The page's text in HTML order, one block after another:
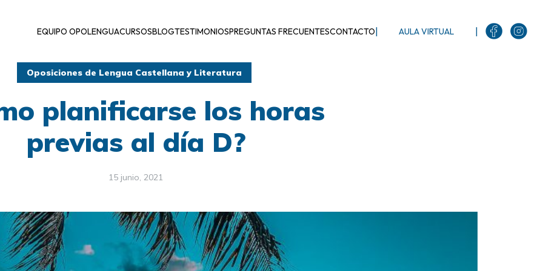
EQUIPO OPOLENGUACURSOSBLOGTESTIMONIOSPREGUNTAS FRECUENTESCONTACTO| AULA VIRTUAL |
Oposiciones de Lengua Castellana y Literatura
planificarse los horas
previas al día D?
15 junio, 2021